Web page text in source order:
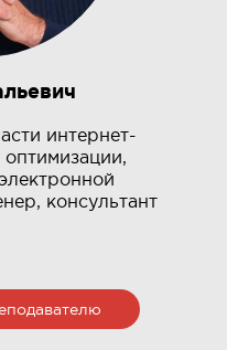
интернет-
консультант